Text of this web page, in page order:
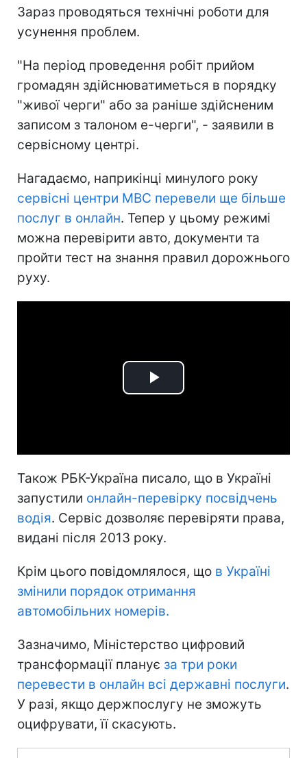
Зараз проводяться технічні роботи для
усунення проблем.
"На період проведення робіт прийом
громадян здійснюватиметься в порядку
"живої черги" або за раніше здійсненим
записом з талоном е-черги", - заявили в
сервісному центрі.
Нагадаємо, наприкінці минулого року
сервісні центри МВС перевели ще більше
послуг в онлайн. Тепер у цьому режимі
можна перевірити авто, документи та
пройти тест на знання правил дорожнього
руху.
Play
Також РБК-Україна писало, що в Україні
запустили онлайн-перевірку посвідчень
водія. Сервіс дозволяє перевіряти права,
видані після 2013 року.
Крім цього повідомлялося, що в Україні
змінили порядок отримання
автомобільних номерів.
Зазначимо, Міністерство цифровий
трансформації планує за три роки
перевести в онлайн всі державні послуги.
У разі, якщо держпослугу не зможуть
оцифрувати, її скасують.